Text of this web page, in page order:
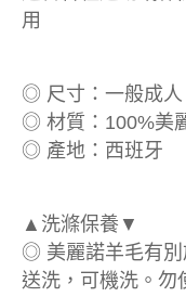
用
◎ 尺寸：一般成人
◎ 材質：100%美
◎ 產地：西班牙
▲洗滌保養▼
◎ 美麗諾羊毛有別
送洗，可機洗。勿